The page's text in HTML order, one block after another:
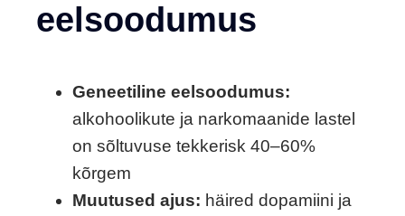
eelsoodumus
Geneetiline eelsoodumus:
alkohoolikute ja narkomaanide lastel
on sõltuvuse tekkerisk 40–60%
kõrgem
Muutused ajus: häired dopamiini ja